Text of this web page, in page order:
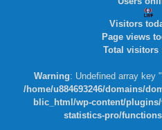
Visitors
Page views
Total visitors
Warning: Undefined array key
/home/u884693246/domains/
blic_html/wp-content/
statistics-pro/